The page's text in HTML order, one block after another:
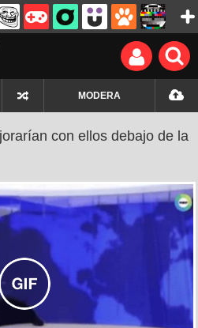
MODERA
con ellos debajo de la